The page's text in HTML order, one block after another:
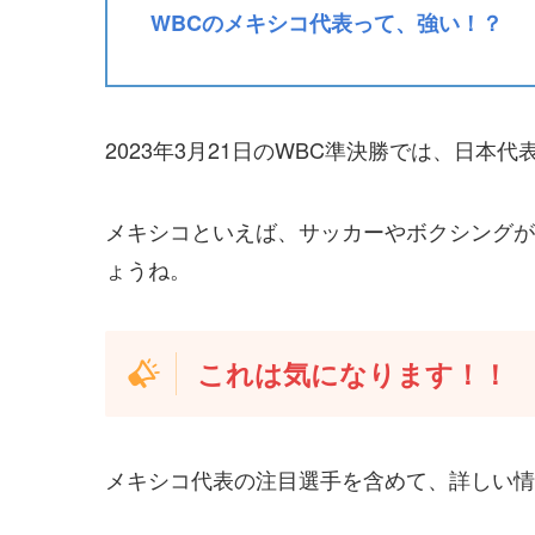
WBCのメキシコ代表って、強い！？
2023年3月21日のWBC準決勝では、日本代
メキシコといえば、サッカーやボクシング
ょうね。
これは気になります！！
メキシコ代表の注目選手を含めて、詳しい